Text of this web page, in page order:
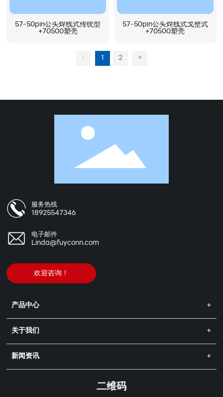
57-50pin公头焊线式传统型
+70500塑壳
57-50pin公头焊线式戈壁式
+70500塑壳
< 1 2 >
服务热线
18925547346
电子邮件
Linda@fuyconn.com
欢迎咨询！
产品中心
关于我们
新闻资讯
二维码